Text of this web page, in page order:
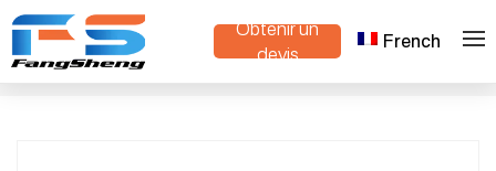
Obtenir un
devis
French
Maison > Produits
Crawler Lawn Mower & Smart Snow Plow
– Premium Remote-Controlled Grass &